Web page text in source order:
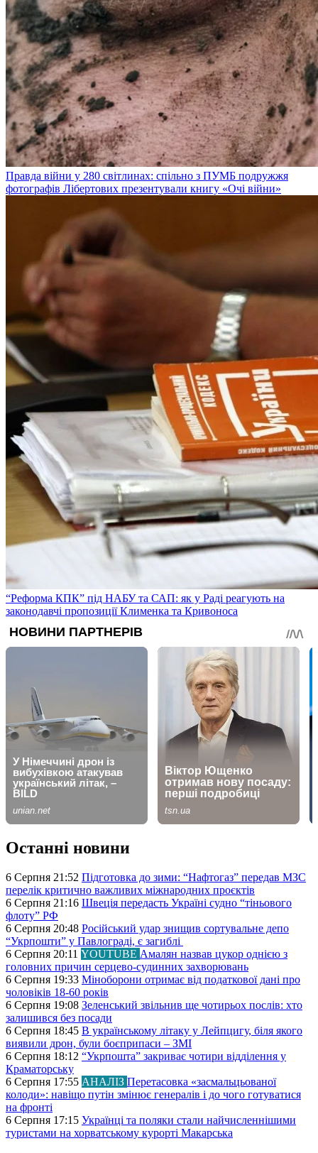
Правда війни у 280 світлинах: спільно з ПУМБ подружжя
фотографів Лібертових презентували книгу «Очі війни»
“Реформа КПК” під НАБУ та САП: як у Раді реагують на
законодавчі пропозиції Клименка та Кривоноса
Останні новини
6 Серпня 21:52 Підготовка до зими: “Нафтогаз” передав МЗС
перелік критично важливих міжнародних проєктів
6 Серпня 21:16 Швеція передасть Україні судно “тіньового
флоту” РФ
6 Серпня 20:48 Російський удар знищив сортувальне депо
“Укрпошти” у Павлограді, є загиблі
6 Серпня 20:11 YOUTUBE Амалян назвав цукор однією з
головних причин серцево-судинних захворювань
6 Серпня 19:33 Міноборони отримає від податкової дані про
чоловіків 18-60 років
6 Серпня 19:08 Зеленський звільнив ще чотирьох послів: хто
залишився без посади
6 Серпня 18:45 В українському літаку у Лейпцигу, біля якого
виявили дрон, були боєприпаси – ЗМІ
6 Серпня 18:12 “Укрпошта” закриває чотири відділення у
Краматорську
6 Серпня 17:55 АНАЛІЗ Перетасовка «засмальцьованої
колоди»: навіщо путін змінює генералів і до чого готуватися
на фронті
6 Серпня 17:15 Українці та поляки стали найчисленнішими
туристами на хорватському курорті Макарська